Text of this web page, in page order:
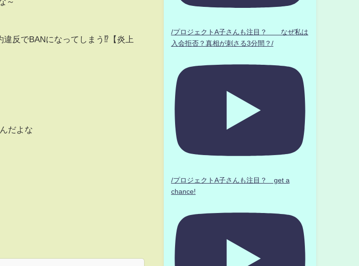
反でBANになってしまう⁉【炎上
だよな
/プロジェクトA子さんも注目？ なぜ私は
入会拒否？真相が刺さる3分間？/
/プロジェクトA子さんも注目？ get a
chance!